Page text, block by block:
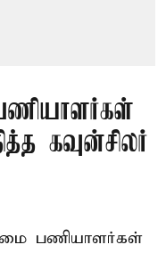
கவுன்சிலர்
பணியாளர்கள்